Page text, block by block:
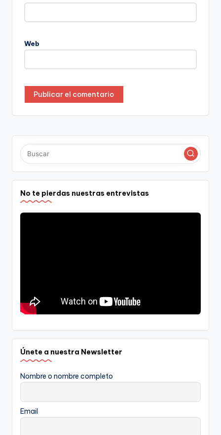
Web
No te pierdas nuestras entrevistas
Únete a nuestra Newsletter
Nombre o nombre completo
Email